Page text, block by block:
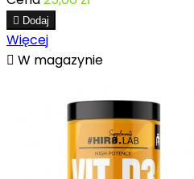
 Dodaj
Więcej
 W magazynie